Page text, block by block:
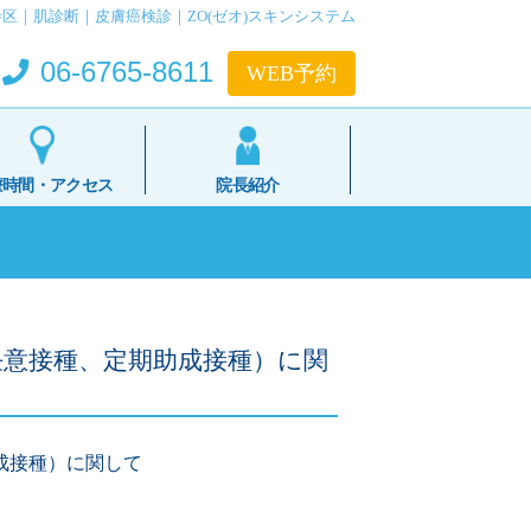
｜肌診断｜皮膚癌検診｜ZO(ゼオ)スキンシステム
06-6765-8611
間・アクセス 院長紹介
接種、定期助成接種）に関
接種）に関して